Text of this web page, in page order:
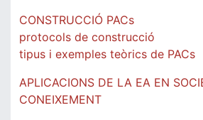
CONSTRUCCIÓ PACs
protocols de construcció
tipus i exemples teòrics de PACs
APLICACIONS DE LA EA EN
CONEIXEMENT